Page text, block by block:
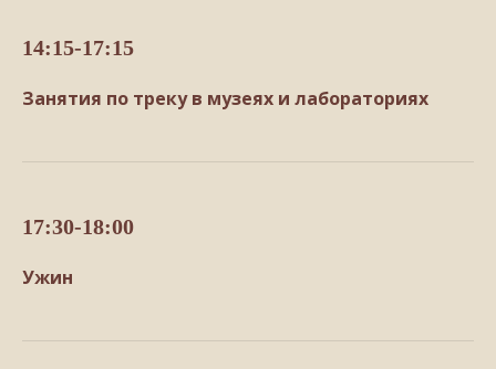
14:15-17:15
Занятия по треку в музеях и лабораториях
17:30-18:00
Ужин